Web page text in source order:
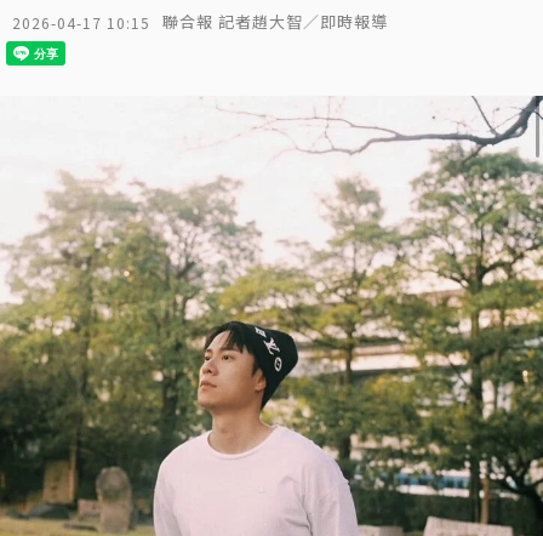
2026-04-17 10:15 聯合報 記者趙大智／即時報導